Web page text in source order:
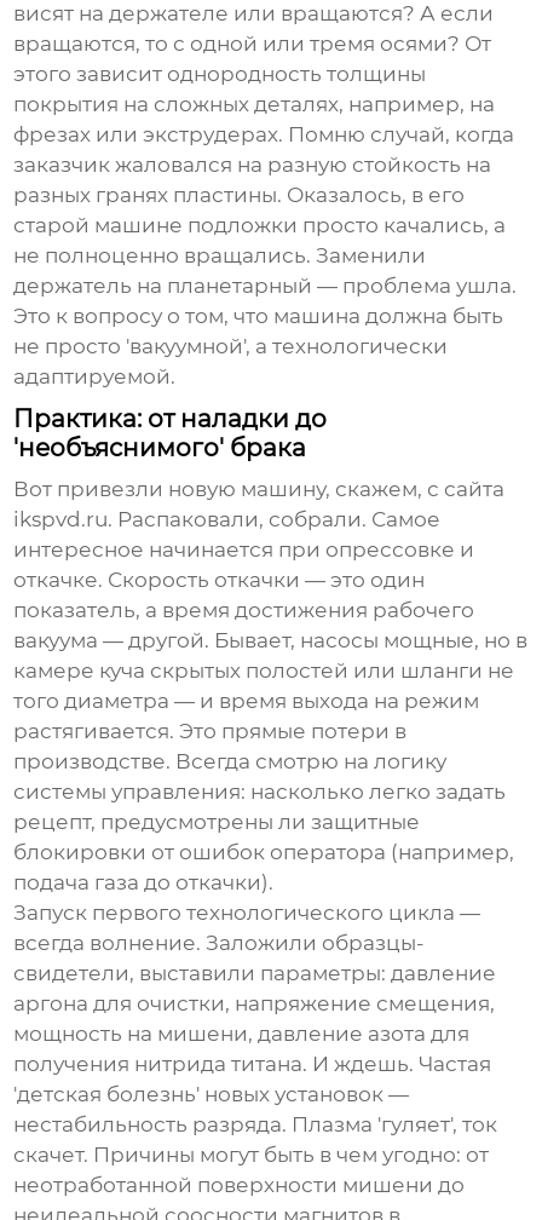
висят на держателе или вращаются? А если
вращаются, то с одной или тремя осями? От
этого зависит однородность толщины
покрытия на сложных деталях, например, на
фрезах или экструдерах. Помню случай, когда
заказчик жаловался на разную стойкость на
разных гранях пластины. Оказалось, в его
старой машине подложки просто качались, а
не полноценно вращались. Заменили
держатель на планетарный — проблема ушла.
Это к вопросу о том, что машина должна быть
не просто 'вакуумной', а технологически
адаптируемой.
Практика: от наладки до
'необъяснимого' брака
Вот привезли новую машину, скажем, с сайта
ikspvd.ru. Распаковали, собрали. Самое
интересное начинается при опрессовке и
откачке. Скорость откачки — это один
показатель, а время достижения рабочего
вакуума — другой. Бывает, насосы мощные, но в
камере куча скрытых полостей или шланги не
того диаметра — и время выхода на режим
растягивается. Это прямые потери в
производстве. Всегда смотрю на логику
системы управления: насколько легко задать
рецепт, предусмотрены ли защитные
блокировки от ошибок оператора (например,
подача газа до откачки).
Запуск первого технологического цикла —
всегда волнение. Заложили образцы-
свидетели, выставили параметры: давление
аргона для очистки, напряжение смещения,
мощность на мишени, давление азота для
получения нитрида титана. И ждешь. Частая
'детская болезнь' новых установок —
нестабильность разряда. Плазма 'гуляет', ток
скачет. Причины могут быть в чем угодно: от
неотработанной поверхности мишени до